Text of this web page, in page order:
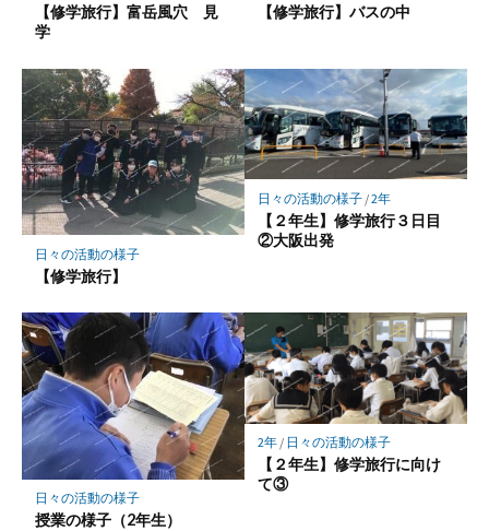
【修学旅行】富岳風穴 見
学
【修学旅行】バスの中
日々の活動の様子
【修学旅行】
日々の活動の様子/2年
【２年生】修学旅行３日目
②大阪出発
日々の活動の様子
授業の様子（2年生）
2年/ 日々の活動の様子
【２年生】修学旅行に向け
て③